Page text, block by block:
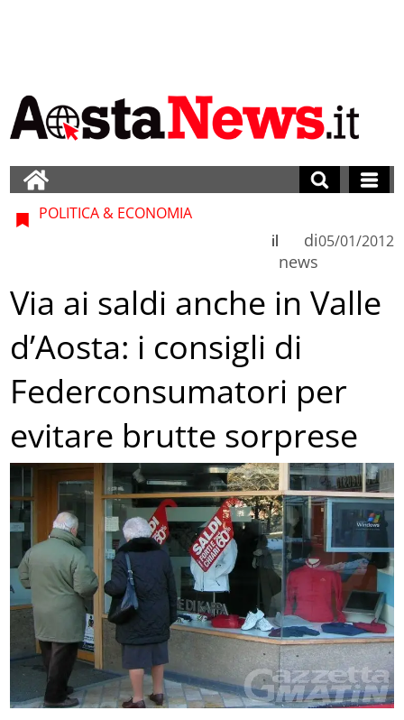
POLITICA & ECONOMIA
di
news
il 05/01/2012
Via ai saldi anche in Valle
d’Aosta: i consigli di
Federconsumatori per
evitare brutte sorprese